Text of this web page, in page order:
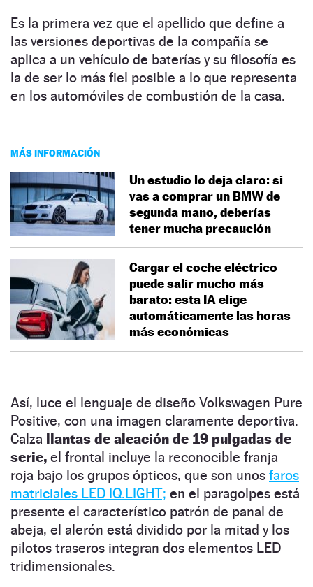
Es la primera vez que el apellido que define a
las versiones deportivas de la compañía se
aplica a un vehículo de baterías y su filosofía es
la de ser lo más fiel posible a lo que representa
en los automóviles de combustión de la casa.
MÁS INFORMACIÓN
Un estudio lo deja claro: si
vas a comprar un BMW de
segunda mano, deberías
tener mucha precaución
Cargar el coche eléctrico
puede salir mucho más
barato: esta IA elige
automáticamente las horas
más económicas
Así, luce el lenguaje de diseño Volkswagen Pure
Positive, con una imagen claramente deportiva.
Calza llantas de aleación de 19 pulgadas de
serie, el frontal incluye la reconocible franja
roja bajo los grupos ópticos, que son unos faros
matriciales LED IQ.LIGHT; en el paragolpes está
presente el característico patrón de panal de
abeja, el alerón está dividido por la mitad y los
pilotos traseros integran dos elementos LED
tridimensionales.